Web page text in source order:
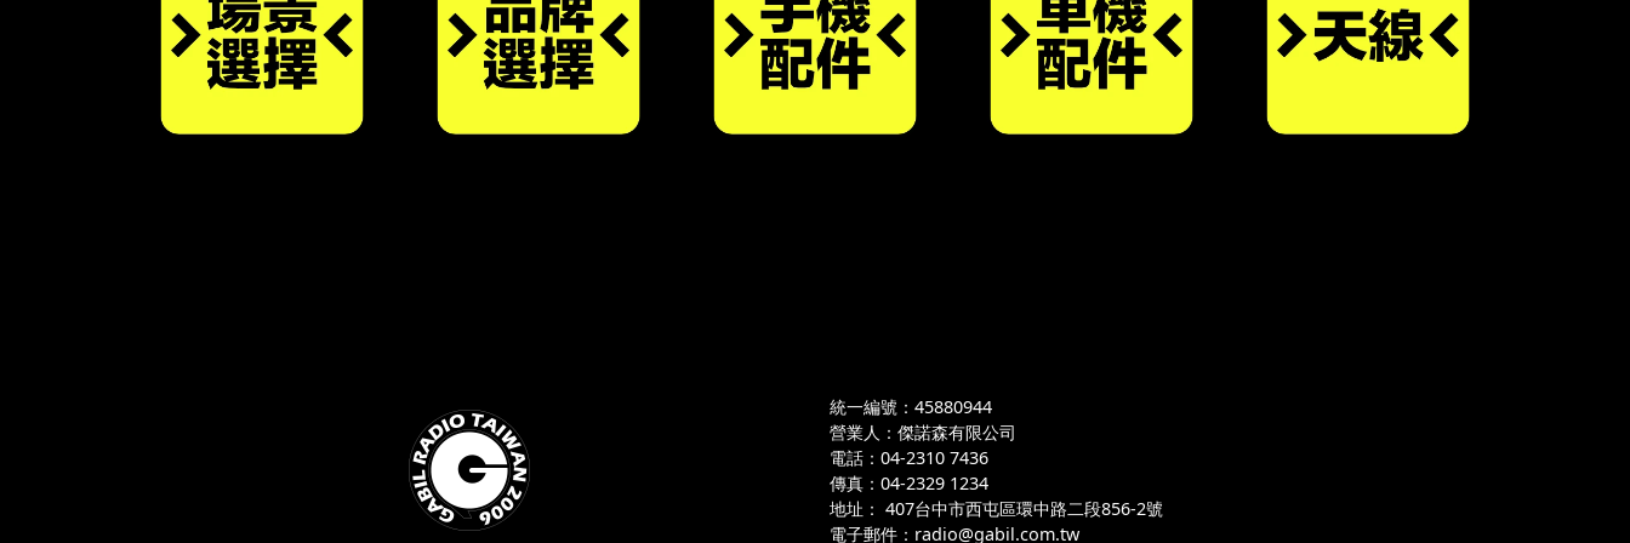
統一編號：45880944
營業人：傑諾森有限公司
電話：04-2310 7436
傳真：04-2329 1234
地址： 407台中市西屯區環中路二段856-2號
電子郵件：radio@gabil.com.tw